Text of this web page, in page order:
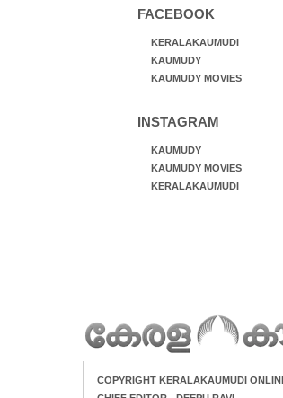
FACEBOOK
KERALAKAUMUDI
KAUMUDY
KAUMUDY MOVIES
INSTAGRAM
KAUMUDY
KAUMUDY MOVIES
KERALAKAUMUDI
COPYRIGHT KERALAKAUMUDI